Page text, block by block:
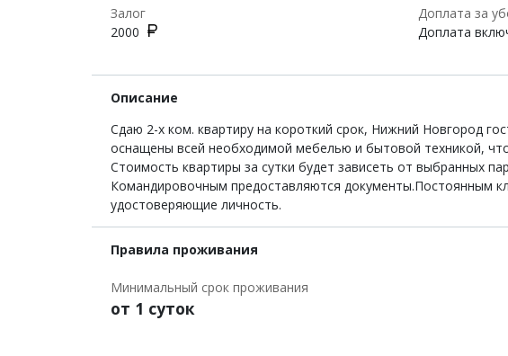
Залог
2000
Доплата за
Доплата
Описание
Сдаю 2-х ком. квартиру на короткий срок, Нижний Новгород
оснащены всей необходимой мебелью и бытовой техникой,
Стоимость квартиры за сутки будет зависеть от выбранных
Командировочным предоставляются документы.Постоянным
удостоверяющие личность.
Правила проживания
Минимальный срок проживания
от 1 суток